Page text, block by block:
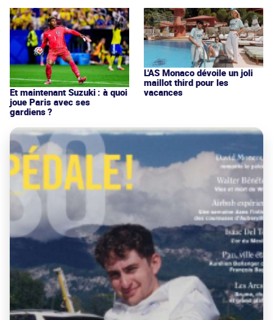
Et maintenant Suzuki : à quoi
joue Paris avec ses
gardiens ?
L'AS Monaco dévoile un joli
maillot third pour les
vacances